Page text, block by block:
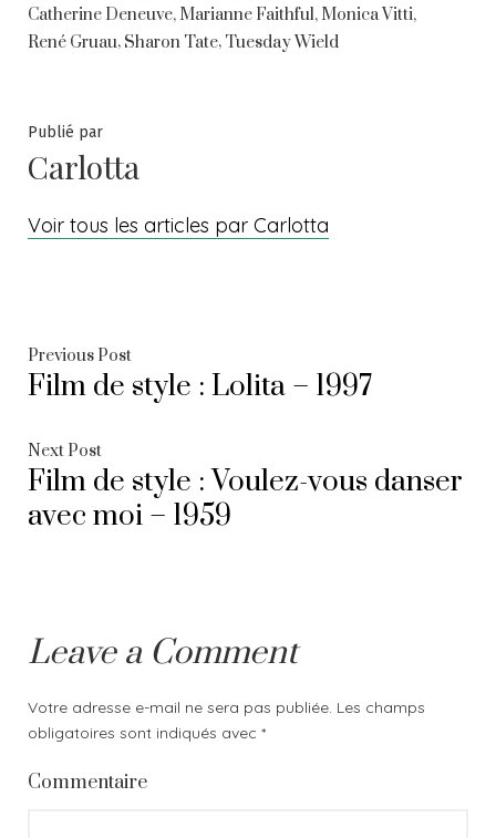
Catherine Deneuve, Marianne Faithful, Monica Vitti,
René Gruau, Sharon Tate, Tuesday Wield
Publié par
Carlotta
Voir tous les articles par Carlotta
Navigation
de
l’article
Previous PostPrevious
post:
Film de style : Lolita – 1997
Next PostNext
post:
Film de style : Voulez-vous danser
avec moi – 1959
Leave a Comment
Votre adresse e-mail ne sera pas publiée. Les champs
obligatoires sont indiqués avec *
Commentaire